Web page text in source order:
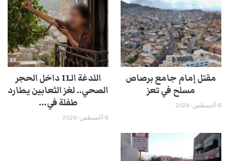
مقتل إمام جامع برصاص
مسلح في تعز
8-أغسطس- 2026
اللدغة الـ11 داخل الحجر
الصحي.. لغز الثعابين يطارد
طفلة في…
8-أغسطس- 2026